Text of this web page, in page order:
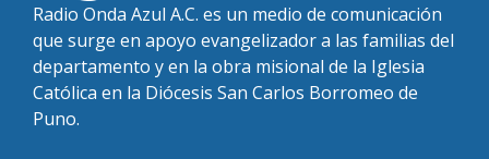
Radio Onda Azul A.C. es un medio de comunicación
que surge en apoyo evangelizador a las familias del
departamento y en la obra misional de la Iglesia
Católica en la Diócesis San Carlos Borromeo de
Puno.